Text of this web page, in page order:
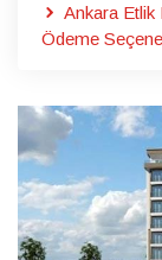
Ankara Etlik
Ödeme